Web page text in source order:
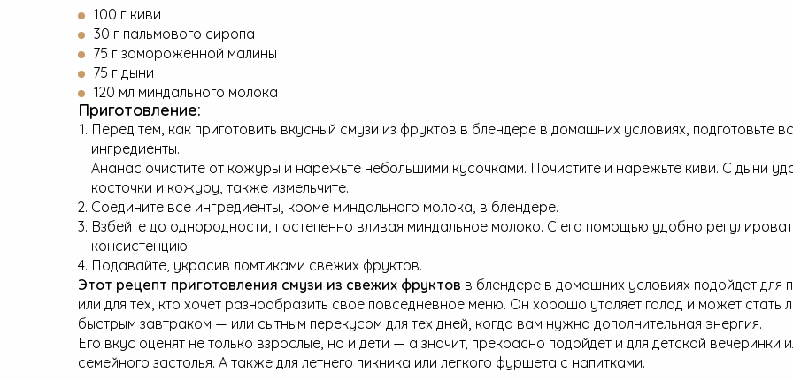
100 г киви
30 г пальмового сиропа
75 г замороженной малины
75 г дыни
120 мл миндального молока
Приготовление:
Перед тем, как приготовить вкусный смузи из фруктов в блендере в домашних условиях, подготовьте
ингредиенты.
Ананас очистите от кожуры и нарежьте небольшими кусочками. Почистите и нарежьте киви. С дыни
косточки и кожуру, также измельчите.
Соедините все ингредиенты, кроме миндального молока, в блендере.
Взбейте до однородности, постепенно вливая миндальное молоко. С его помощью удобно
консистенцию.
Подавайте, украсив ломтиками свежих фруктов.
Этот рецепт приготовления смузи из свежих фруктов в блендере в домашних условиях подойдет для
или для тех, кто хочет разнообразить свое повседневное меню. Он хорошо утоляет голод и может стать
быстрым завтраком — или сытным перекусом для тех дней, когда вам нужна дополнительная энергия.
Его вкус оценят не только взрослые, но и дети — а значит, прекрасно подойдет и для детской вечеринки
семейного застолья. А также для летнего пикника или легкого фуршета с напитками.